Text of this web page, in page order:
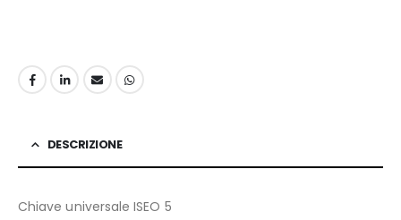
DESCRIZIONE
Chiave universale ISEO 5